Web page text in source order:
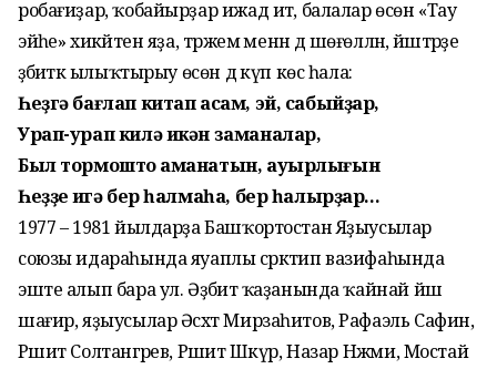
робағиҙар, ҡобайырҙар ижад итә, балалар өсөн «Тау
эйәһе» хикәйәтен яҙа, тәржемә менән дә шөғөлләнә, йәштәрҙе
әҙәбиәткә ылыҡтырыу өсөн дә күп көс һала:
Һеҙгә бағлап китап асам, эй, сабыйҙар,
Урап-урап килә икән заманалар,
Был тормоштоң аманатын, ауырлығын
Һеҙҙең иңгә бер һалмаһа, бер һалырҙар...
1977 – 1981 йылдарҙа Башҡортостан Яҙыусылар
союзы идараһында яуаплы сәркәтип вазифаһында
эште алып бара ул. Әҙәбиәт ҡаҙанында ҡайнай йәш
шағир, яҙыу­сылар Әсхәт Мирзаһитов, Рафаэль Сафин,
Рәшит Солтангәрәев, Рәшит Шәкүр, Назар Нәжми, Мостай